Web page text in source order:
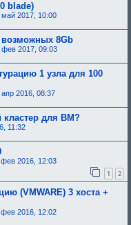
б
р
я
blade)
май 2017, 10:00
возможных 8Gb
фев 2017, 09:03
1 узла для 100
апр 2016, 08:37
кластер для ВМ?
11:32
фев 2016, 12:03
1 2
(VMWARE) 3 хоста +
фев 2016, 12:02